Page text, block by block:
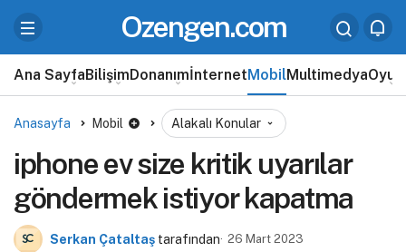
Ozengen.com
Ana SayfaBilişimDonanımİnternetMobilMultimedyaOyun
Anasayfa Mobil Alakalı Konular
iphone ev size kritik uyarılar
göndermek istiyor kapatma
Serkan Çataltaş tarafından 26 Mart 2023